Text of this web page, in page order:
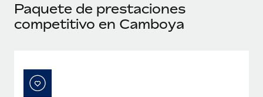
Paquete de prestaciones
competitivo en Camboya